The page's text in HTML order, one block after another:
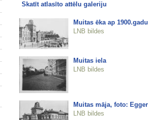
Skatīt atlasīto attēlu galeriju
Muitas ēka ap
LNB bildes
Muitas iela
LNB bildes
Muitas māja, foto:
LNB bildes